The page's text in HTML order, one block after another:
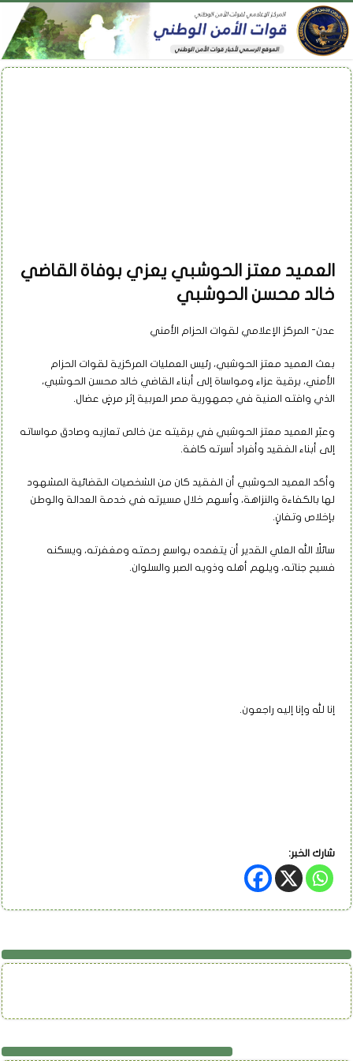
العميد معتز الحوشبي يعزي بوفاة القاضي
خالد محسن الحوشبي
عدن- المركز الإعلامي لقوات الحزام الأمني
بعث العميد معتز الحوشبي، رئيس العمليات المركزية لقوات الحزام
الأمني، برقية عزاء ومواساة إلى أبناء القاضي خالد محسن الحوشبي،
الذي وافته المنية في جمهورية مصر العربية إثر مرضٍ عضال.
وعبّر العميد معتز الحوشبي في برقيته عن خالص تعازيه وصادق مواساته
إلى أبناء الفقيد وأفراد أسرته كافة.
وأكد العميد الحوشبي أن الفقيد كان من الشخصيات القضائية المشهود
لها بالكفاءة والنزاهة، وأسهم خلال مسيرته في خدمة العدالة والوطن
بإخلاص وتفانٍ.
سائلًا الله العلي القدير أن يتغمده بواسع رحمته ومغفرته، ويسكنه
فسيح جناته، ويلهم أهله وذويه الصبر والسلوان.
إنا لله وإنا إليه راجعون.
شارك الخبر: